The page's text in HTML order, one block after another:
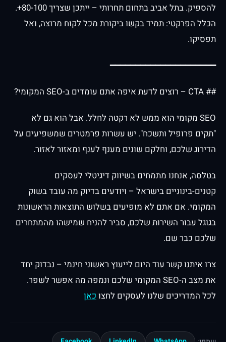
להספיק. בתל אביב בתחום תחרותי – ייתכן שצריך 80-100+.
הכלל הפרקטי: תמיד בקשו ביקורת מכל לקוח מרוצה, ואל
תפסיקו.
━━━━━━━━━━━━━━━━━━━━━
## CTA – רוצים לדעת איפה אתם עומדים ב-SEO המקומי?
SEO מקומי הוא ממש לא רקטה לחלל. אבל הוא גם לא
"תקים פרופיל ותשכח". יש עשרות פרמטרים שמשפיעים על
הדירוג שלכם, וחלקם שונים מענף לענף ומאזור לאזור.
בטלסה, אנחנו מתמחים בשיווק דיגיטלי לעסקים
קטנים-בינוניים בישראל – ויודעים בדיוק מה עובד בשוק
המקומי. אם אתם לא מופיעים בשלוש התוצאות הראשונות
בגוגל עבור השירות שלכם, סביר להניח שמישהו מהמתחרים
שלכם כבר שם.
צרו איתנו קשר עוד היום לייעוץ ראשוני חינמי – נבדוק יחד
את מצב ה-SEO המקומי שלכם ונמפה מה אפשר לשפר.
לכל המדריכים שלנו לעסקים לחצוכאן